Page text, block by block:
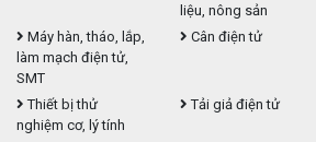
liệu, nông sản
Máy hàn, tháo, lắp,
làm mạch điện tử,
SMT
Cân điện tử
Thiết bị thử
nghiệm cơ, lý tính
Tải giả điện tử